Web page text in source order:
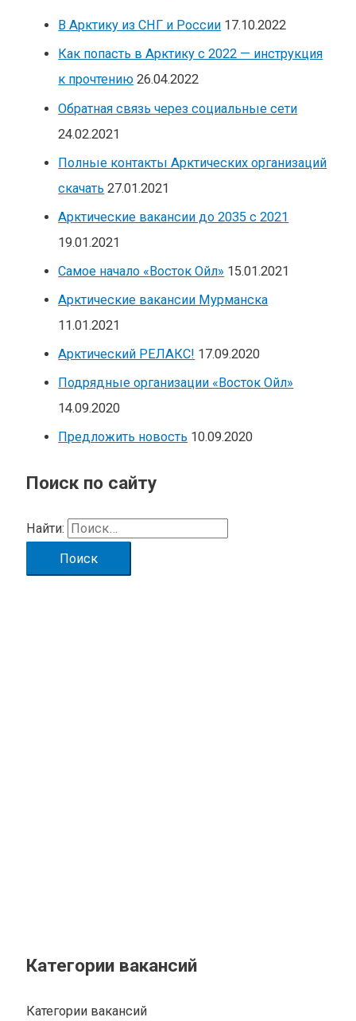
В Арктику из СНГ и России 17.10.2022
Как попасть в Арктику с 2022 — инструкция
к прочтению 26.04.2022
Обратная связь через социальные сети
24.02.2021
Полные контакты Арктических организаций
скачать 27.01.2021
Арктические вакансии до 2035 с 2021
19.01.2021
Самое начало «Восток Ойл» 15.01.2021
Арктические вакансии Мурманска
11.01.2021
Арктический РЕЛАКС! 17.09.2020
Подрядные организации «Восток Ойл»
14.09.2020
Предложить новость 10.09.2020
Поиск по сайту
Найти:
Категории вакансий
Категории вакансий